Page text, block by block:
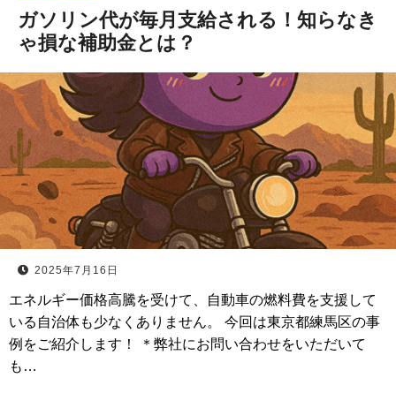
ガソリン代が毎月支給される！知らなき
ゃ損な補助金とは？
2025年7月16日
エネルギー価格高騰を受けて、自動車の燃料費を支援して
いる自治体も少なくありません。 今回は東京都練馬区の事
例をご紹介します！ ＊弊社にお問い合わせをいただいて
も…